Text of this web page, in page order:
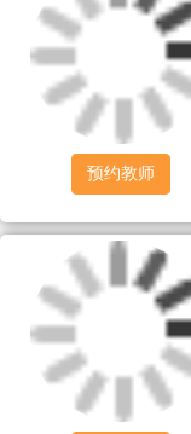
预约教师